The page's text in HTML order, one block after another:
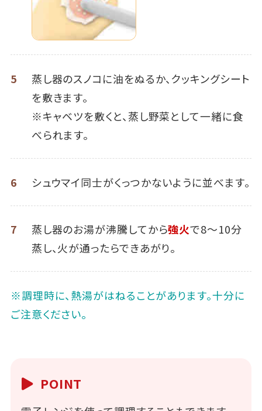
5
蒸し器のスノコに油をぬるか、クッキングシート
を敷きます。
※キャベツを敷くと、蒸し野菜として一緒に食
べられます。
6 シュウマイ同士がくっつかないように並べます。
7 蒸し器のお湯が沸騰してから強火で8～10分
蒸し、火が通ったらできあがり。
※調理時に、熱湯がはねることがあります。十分に
ご注意ください。
POINT